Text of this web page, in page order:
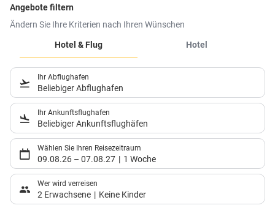
Angebote filtern
Ändern Sie Ihre Kriterien nach Ihren Wünschen
Hotel & Flug
Hotel
Ihr Abflughafen
Beliebiger Abflughafen
Ihr Ankunftsflughafen
Beliebiger Ankunftsflughäfen
Wählen Sie Ihren Reisezeitraum
09.08.26 – 07.08.27 1 Woche
Wer wird verreisen
2 Erwachsene Keine Kinder